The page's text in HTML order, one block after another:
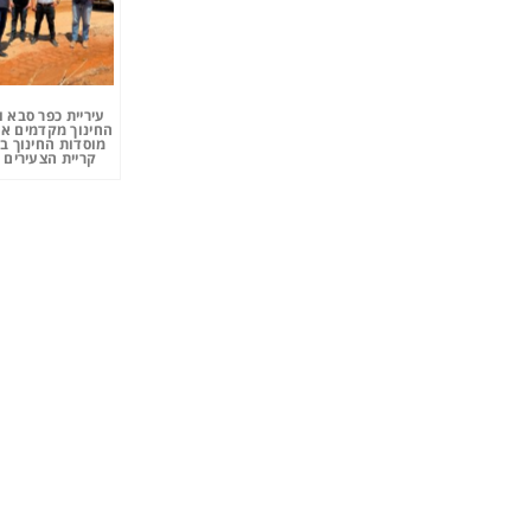
עיריית כפר
החינוך מקדמים
מוסדות החינוך
קריית